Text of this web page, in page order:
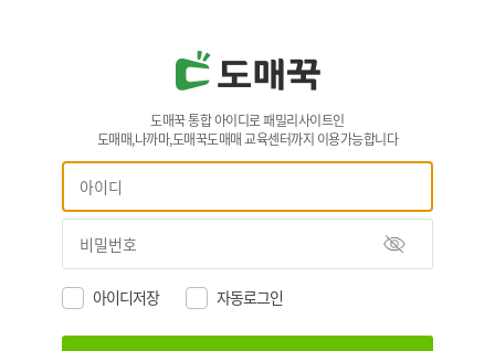
도매꾹 통합 아이디로 패밀리사이트인
도매매,나까마,도매꾹도매매 교육센터까지 이용가능합니다
아이디저장 자동로그인